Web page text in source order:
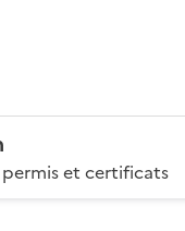
et certificats